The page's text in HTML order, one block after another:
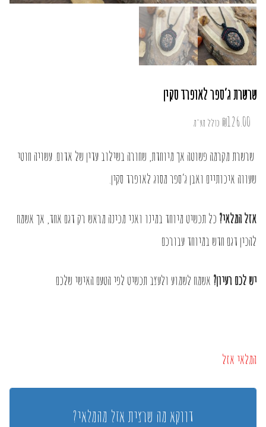
שרשרת ג’ספר לאופרד סקין
₪126.00 כולל מע"מ
שרשרת מקרמה פשוטה אך מיוחדת, שחורה בשילוב עדין של אדום. עשויה חוטי
שעווה איכותיים ואבן ג’ספר מסוג לאופרד סקין.
אזל המלאי? כל תכשיט מיוחד במינו ואני מכינה מראש רק דגם אחד, אך אשמח
להכין דגם חדש במיוחד עבורכם
יש לכם רעיון? אשמח לשמוע ולעצב תכשיט לפי הטעם האישי שלכם
המלאי אזל
דווקא מה שרצית אזל מהמלאי?